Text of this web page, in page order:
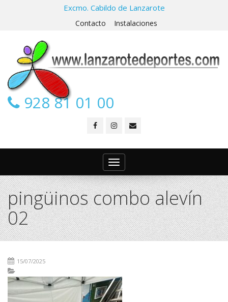
Excmo. Cabildo de Lanzarote
Contacto Instalaciones
928 81 01 00
Toggle
navigation
pingüinos combo alevín
02
15/07/2025